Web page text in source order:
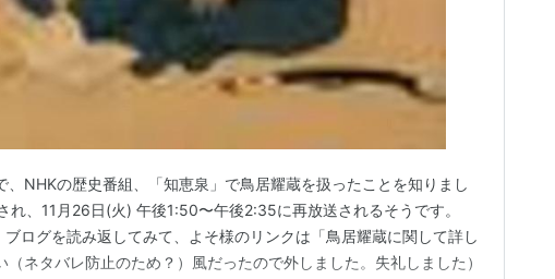
、NHKの歴史番組、「知恵泉」で鳥居耀蔵を扱ったことを知りまし
れ、11月26日(火) 午後1:50〜午後2:35に再放送されるそうです。
ログを読み返してみて、よそ様のリンクは「鳥居耀蔵に関して詳し
（ネタバレ防止のため？）風だったので外しました。失礼しました）